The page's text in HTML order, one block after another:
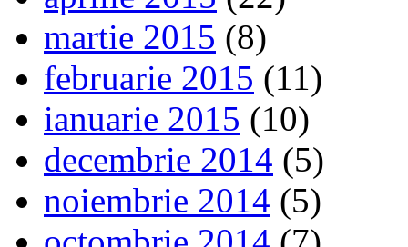
martie 2015 (8)
februarie 2015 (11)
ianuarie 2015 (10)
decembrie 2014 (5)
noiembrie 2014 (5)